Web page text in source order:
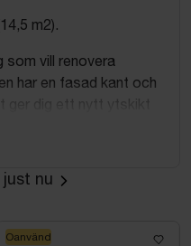
m2).
som vill renovera
har en fasad kant och
ger dig ett nytt ytskikt
är färdigmålad med en
inte önskar att ha panel
på mitten och använda
Den monteras
nu
Oanvänd